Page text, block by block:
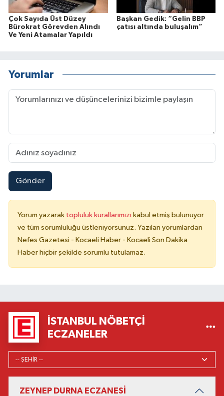
Çok Sayıda Üst Düzey
Bürokrat Görevden Alındı
Ve Yeni Atamalar Yapıldı
Başkan Gedik: “Gelin BBP
çatısı altında buluşalım”
Yorumlar
Gönder
Yorum yazarak topluluk kurallarımızı kabul etmiş bulunuyor
ve tüm sorumluluğu üstleniyorsunuz. Yazılan yorumlardan
Nefes Gazetesi - Kocaeli Haber - Kocaeli Son Dakika
Haber hiçbir şekilde sorumlu tutulamaz.
İSTANBUL NÖBETÇI
ECZANELER
ZEYNEP DURNA ECZANESİ